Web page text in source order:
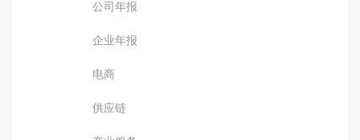
公司年报
企业年报
电商
供应链